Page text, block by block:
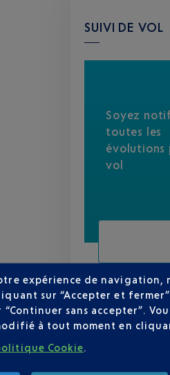
SUIVI DE VOL
Soyez
toutes les
évolutions
vol
SUR VOTRE
expérience de navigation,
sur “Accepter et
sans accepter”.
à tout moment en
Cookie